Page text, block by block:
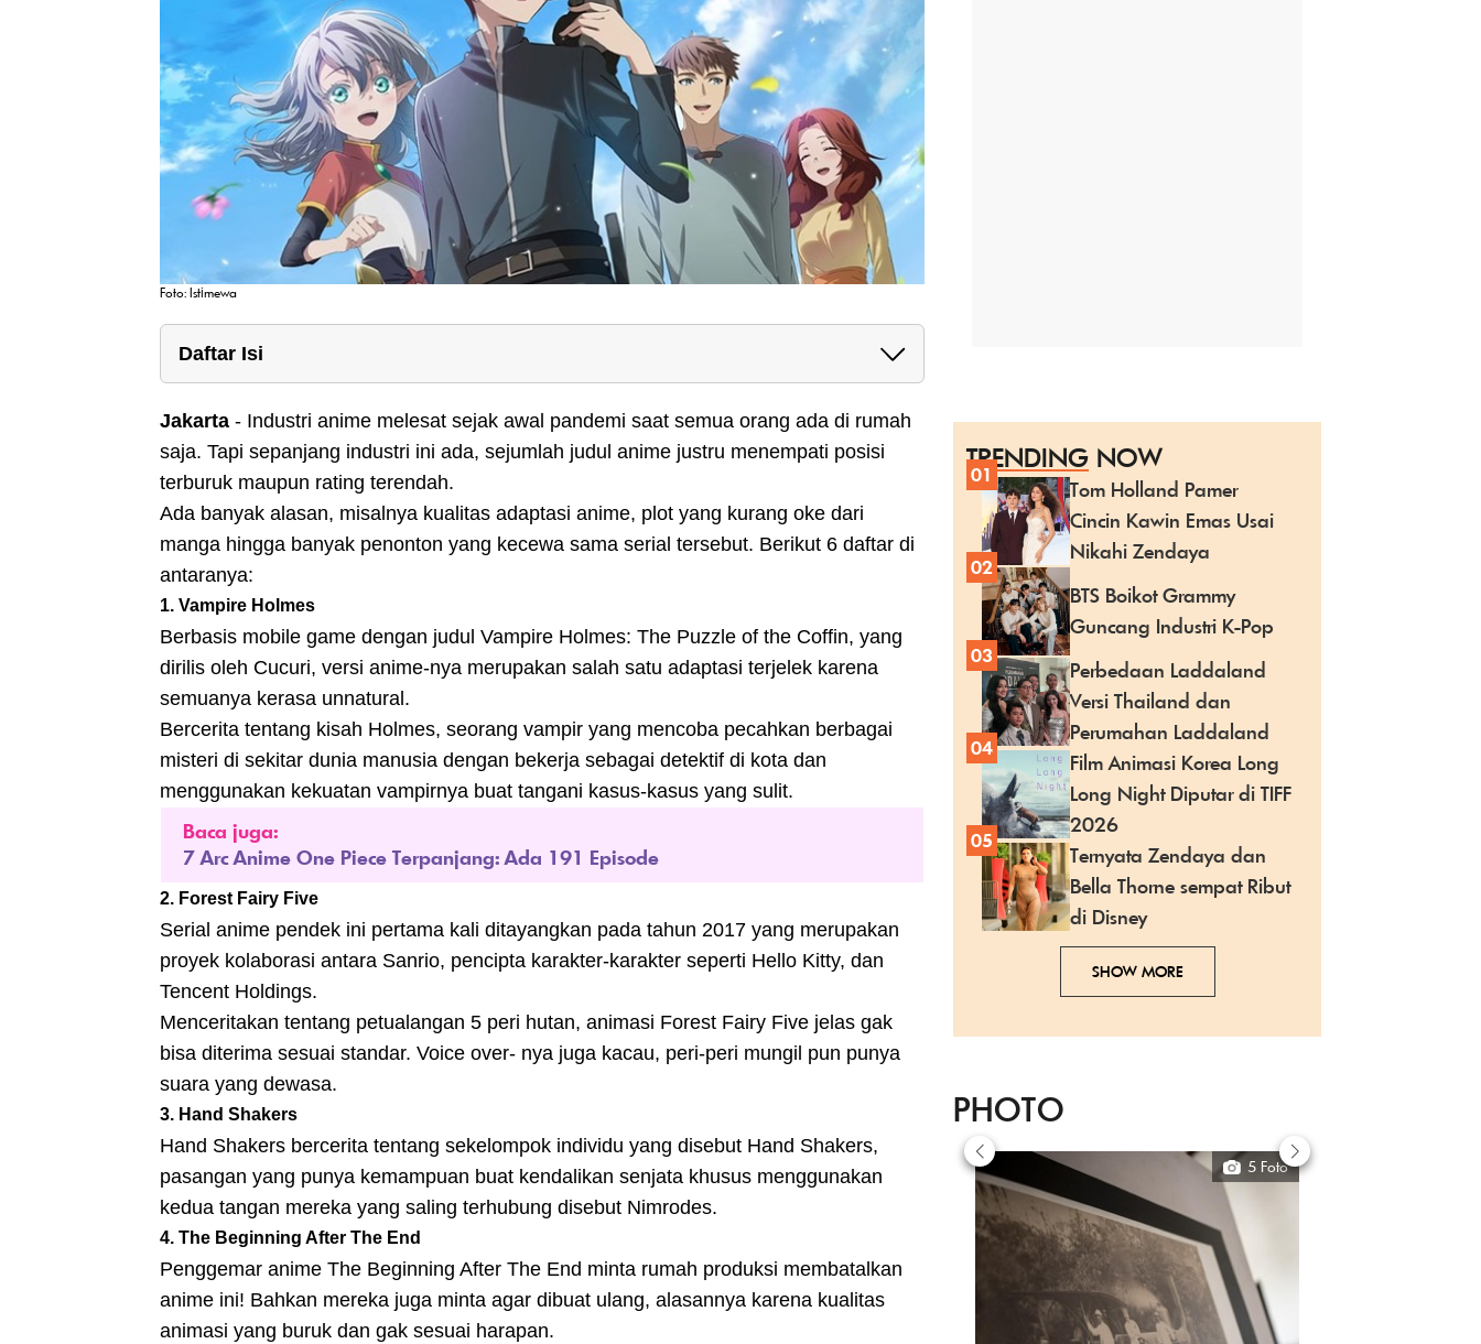
Foto: Istimewa
Daftar Isi
2. Forest Fairy Five
4. The Beginning After The End
5. Ex-Arm
6. Skelter Heaven
Jakarta - Industri anime melesat sejak awal pandemi saat semua orang ada di rumah
saja. Tapi sepanjang industri ini ada, sejumlah judul anime justru menempati posisi
terburuk maupun rating terendah.
Ada banyak alasan, misalnya kualitas adaptasi anime, plot yang kurang oke dari
manga hingga banyak penonton yang kecewa sama serial tersebut. Berikut 6 daftar di
antaranya:
1. Vampire Holmes
Berbasis mobile game dengan judul Vampire Holmes: The Puzzle of the Coffin, yang
dirilis oleh Cucuri, versi anime-nya merupakan salah satu adaptasi terjelek karena
semuanya kerasa unnatural.
Bercerita tentang kisah Holmes, seorang vampir yang mencoba pecahkan berbagai
misteri di sekitar dunia manusia dengan bekerja sebagai detektif di kota dan
menggunakan kekuatan vampirnya buat tangani kasus-kasus yang sulit.
Baca juga:
7 Arc Anime One Piece Terpanjang: Ada 191 Episode
2. Forest Fairy Five
Serial anime pendek ini pertama kali ditayangkan pada tahun 2017 yang merupakan
proyek kolaborasi antara Sanrio, pencipta karakter-karakter seperti Hello Kitty, dan
Tencent Holdings.
Menceritakan tentang petualangan 5 peri hutan, animasi Forest Fairy Five jelas gak
bisa diterima sesuai standar. Voice over- nya juga kacau, peri-peri mungil pun punya
suara yang dewasa.
3. Hand Shakers
Hand Shakers bercerita tentang sekelompok individu yang disebut Hand Shakers,
pasangan yang punya kemampuan buat kendalikan senjata khusus menggunakan
kedua tangan mereka yang saling terhubung disebut Nimrodes.
4. The Beginning After The End
Penggemar anime The Beginning After The End minta rumah produksi membatalkan
anime ini! Bahkan mereka juga minta agar dibuat ulang, alasannya karena kualitas
animasi yang buruk dan gak sesuai harapan.
TRENDING NOW
01
Tom Holland Pamer
Cincin Kawin Emas Usai
Nikahi Zendaya
02
BTS Boikot Grammy
Guncang Industri K-Pop
03
Perbedaan Laddaland
Versi Thailand dan
Perumahan Laddaland
04
Film Animasi Korea Long
Long Night Diputar di TIFF
2026
05
Ternyata Zendaya dan
Bella Thorne sempat Ribut
di Disney
SHOW MORE
PHOTO
5 Foto